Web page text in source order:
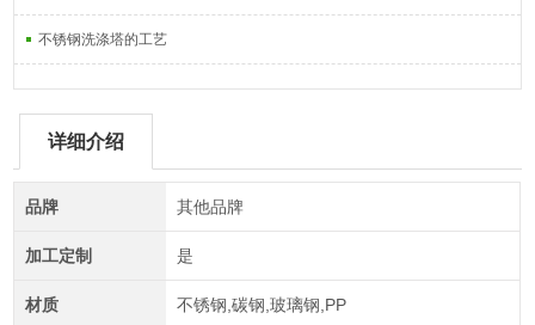
不锈钢洗涤塔的工艺
详细介绍
品牌 其他品牌
加工定制 是
材质 不锈钢,碳钢,玻璃钢,PP